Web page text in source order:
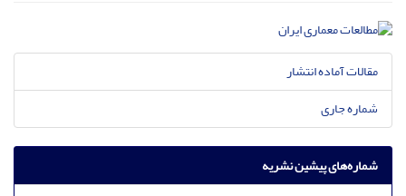
مقالات آماده انتشار
شماره جاری
شماره‌های پیشین نشریه